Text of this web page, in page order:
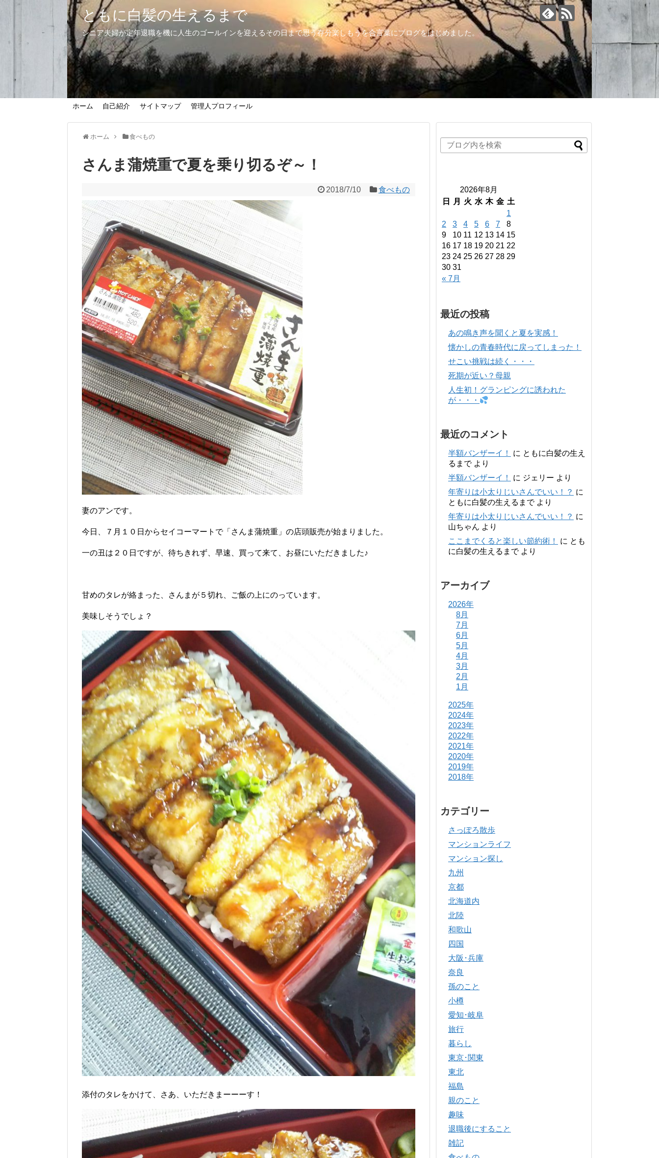
ともに白髪の生えるまで
シニア夫婦が定年退職を機に人生のゴールインを迎えるその日まで思う存分楽しもうを合言葉にブログをはじめました。
ホーム 自己紹介 サイトマップ 管理人プロフィール
ホーム 食べもの
さんま蒲焼重で夏を乗り切るぞ～！
2018/7/10 食べもの
妻のアンです。
今日、７月１０日からセイコーマートで「さんま蒲焼重」の店頭販売が始まりました。
一の丑は２０日ですが、待ちきれず、早速、買って来て、お昼にいただきました♪
甘めのタレが絡まった、さんまが５切れ、ご飯の上にのっています。
美味しそうでしょ？
添付のタレをかけて、さあ、いただきまーーーす！
2026年8月
日
月 火 水 木 金 土
« 7月
1
2
3 4 5 6 7
8
9
10 11 12 13 14 15
16 17 18 19 20 21 22
23 24 25 26 27 28 29
30 31
最近の投稿
あの鳴き声を聞くと夏を実感！
懐かしの青春時代に戻ってしまった！
せこい挑戦は続く・・・
死期が近い？母親
人生初！グランピングに誘われた
が・・・
最近のコメント
半額バンザーイ！ に ともに白髪の生え
るまでより
半額バンザーイ！
に ジェリー より
年寄りは小太りじいさんでいい！？ に
ともに白髪の生えるまでより
年寄りは小太りじいさんでいい！？ に
山ちゃん より
ここまでくると楽しい節約術！
に とも
に白髪の生えるまでより
アーカイブ
2026年
8月
7月
6月
5月
4月
3月
2月
1月
2025年
2024年
2023年
2022年
2021年
2020年
2019年
2018年
カテゴリー
さっぽろ散歩
マンションライフ
マンション探し
九州
京都
北海道内
北陸
和歌山
四国
大阪･兵庫
奈良
孫のこと
小樽
愛知･岐阜
旅行
暮らし
東京･関東
東北
福島
親のこと
趣味
退職後にすること
雑記